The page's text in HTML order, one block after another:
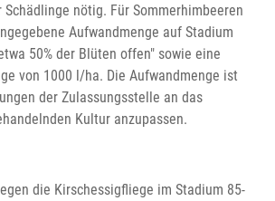
nötig. Für Sommerhimbeeren
Aufwandmenge auf Stadium
50% der Blüten offen" sowie eine
von 1000 l/ha. Die Aufwandmenge ist
der Zulassungsstelle an das
Kultur anzupassen.
die Kirschessigfliege im Stadium 85-